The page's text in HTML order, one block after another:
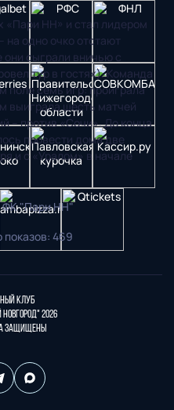
«Пари НН» и стал лидером
одно очко отстают
они сыграли вничью с
тур в гостях). Команда
поле семь игр: проиграла
выиграла шесть матчей
– против «Сочи». До конца
провести дома две
и с «Уралом» в начале
ФК "Пари НН"
показов: 469
клуб
2026
защищены